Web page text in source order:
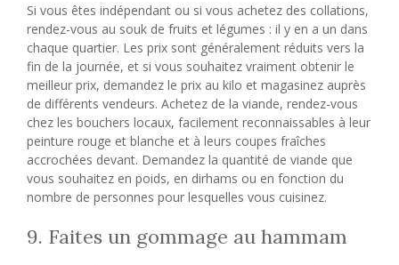
Si vous êtes indépendant ou si vous achetez des collations,
rendez-vous au souk de fruits et légumes : il y en a un dans
chaque quartier. Les prix sont généralement réduits vers la
fin de la journée, et si vous souhaitez vraiment obtenir le
meilleur prix, demandez le prix au kilo et magasinez auprès
de différents vendeurs. Achetez de la viande, rendez-vous
chez les bouchers locaux, facilement reconnaissables à leur
peinture rouge et blanche et à leurs coupes fraîches
accrochées devant. Demandez la quantité de viande que
vous souhaitez en poids, en dirhams ou en fonction du
nombre de personnes pour lesquelles vous cuisinez.
9. Faites un gommage au hammam